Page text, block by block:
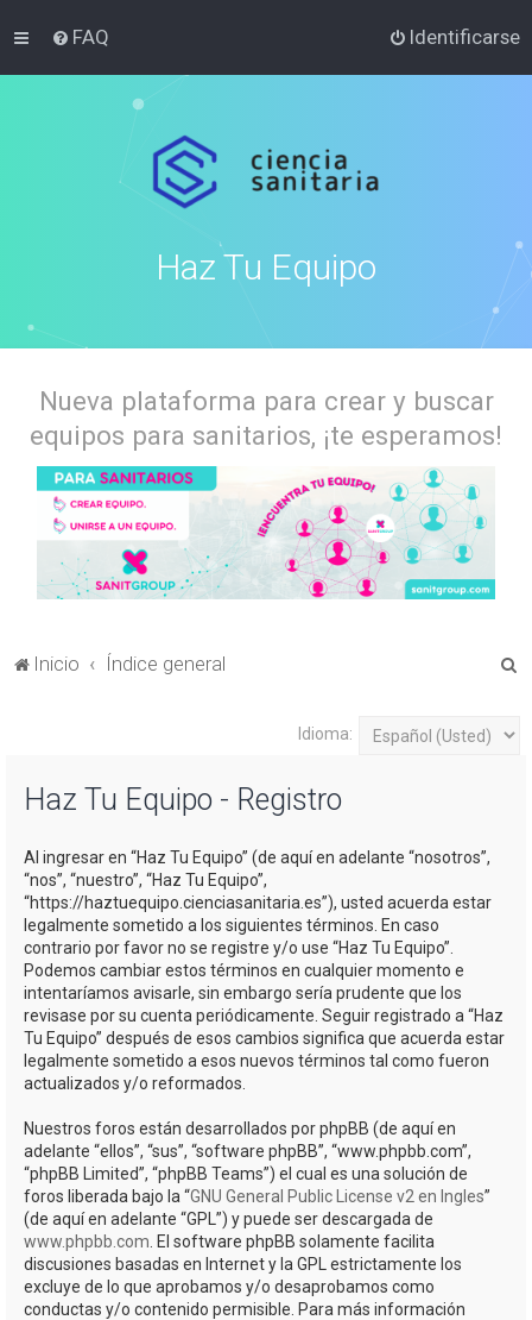
FAQ Identificarse
Haz Tu Equipo
Nueva plataforma para crear y buscar
equipos para sanitarios, ¡te esperamos!
Inicio Índice general
Idioma:
Haz Tu Equipo - Registro
Al ingresar en “Haz Tu Equipo” (de aquí en adelante “nosotros”,
“nos”, “nuestro”, “Haz Tu Equipo”,
“https://haztuequipo.cienciasanitaria.es”), usted acuerda estar
legalmente sometido a los siguientes términos. En caso
contrario por favor no se registre y/o use “Haz Tu Equipo”.
Podemos cambiar estos términos en cualquier momento e
intentaríamos avisarle, sin embargo sería prudente que los
revisase por su cuenta periódicamente. Seguir registrado a “Haz
Tu Equipo” después de esos cambios significa que acuerda estar
legalmente sometido a esos nuevos términos tal como fueron
actualizados y/o reformados.
Nuestros foros están desarrollados por phpBB (de aquí en
adelante “ellos”, “sus”, “software phpBB”, “www.phpbb.com”,
“phpBB Limited”, “phpBB Teams”) el cual es una solución de
foros liberada bajo la “GNU General Public License v2 en Ingles”
(de aquí en adelante “GPL”) y puede ser descargada de
www.phpbb.com . El software phpBB solamente facilita
discusiones basadas en Internet y la GPL estrictamente los
excluye de lo que aprobamos y/o desaprobamos como
conductas y/o contenido permisible. Para más información